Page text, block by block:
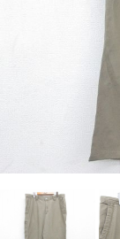
Search by Brand
ラルフ
チャン
カーハ